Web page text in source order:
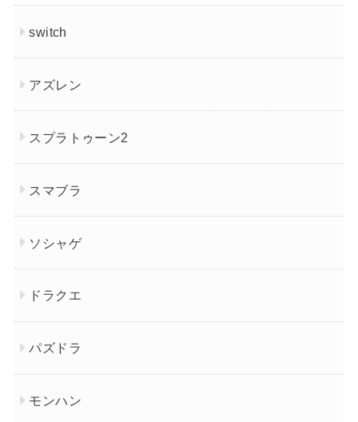
switch
アズレン
スプラトゥーン2
スマブラ
ソシャゲ
ドラクエ
パズドラ
モンハン